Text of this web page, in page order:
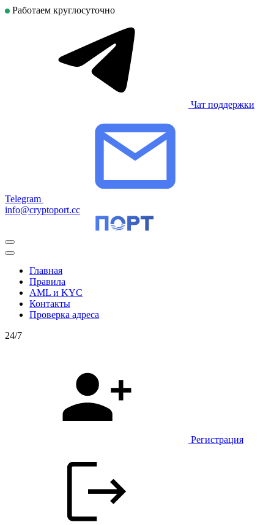
Работаем круглосуточно
Чат поддержки
Telegram
info@cryptoport.cc
Главная
Правила
AML и KYC
Контакты
Проверка адреса
24/7
Регистрация